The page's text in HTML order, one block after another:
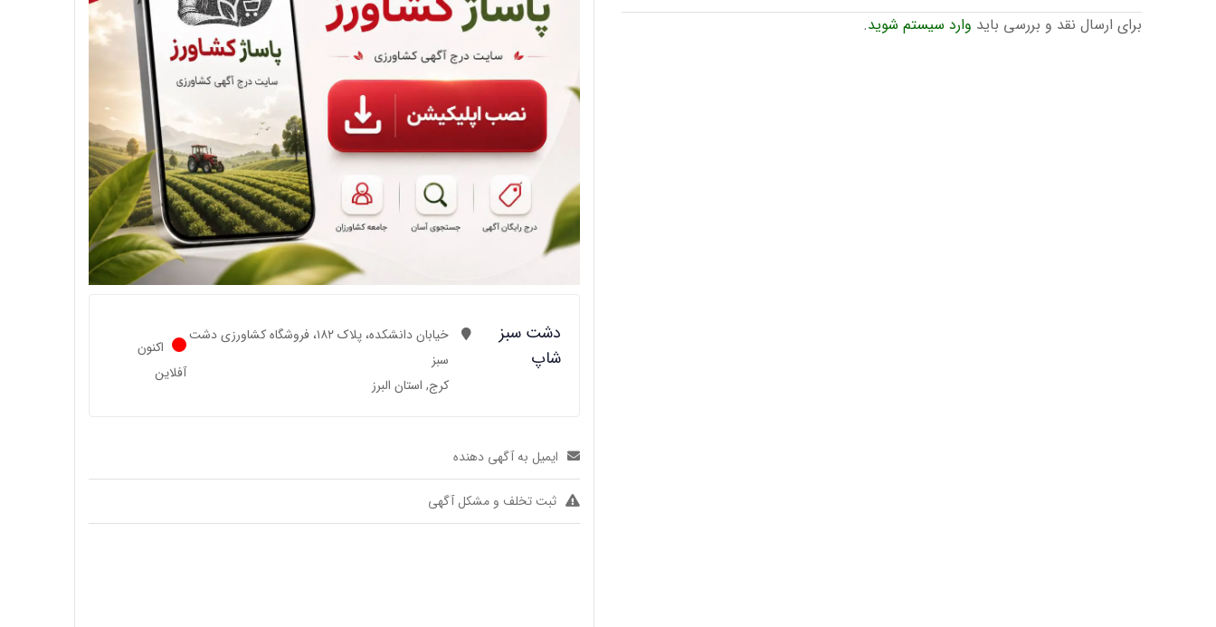
برای ارسال نقد و بررسی باید وارد سیستم شوید.
دشت سبز
شاپ
خیابان دانشکده، پلاک ۱۸۲، فروشگاه کشاورزی دشت
سبز
کرج, استان البرز
اکنون
آفلاین
ایمیل به آگهی دهنده
ثبت تخلف و مشکل آگهی